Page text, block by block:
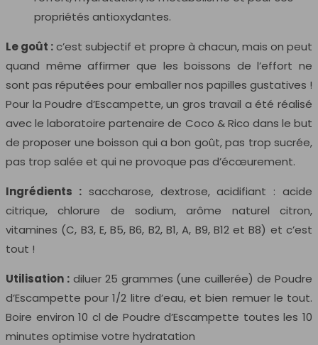
propriétés antioxydantes.
Le goût :c’est subjectif et propre à chacun, mais on peut
quand même affirmer que les boissons de l’effort ne
sont pas réputées pour emballer nos papilles gustatives !
Pour la Poudre d’Escampette, un gros travail a été réalisé
avec le laboratoire partenaire de Coco & Rico dans le but
de proposer une boisson qui a bon goût, pas trop sucrée,
pas trop salée et qui ne provoque pas d’écœurement.
Ingrédients :saccharose, dextrose, acidifiant : acide
citrique, chlorure de sodium, arôme naturel citron,
vitamines (C, B3, E, B5, B6, B2, B1, A, B9, B12 et B8) et c’est
tout !
Utilisation :diluer 25 grammes (une cuillerée) de Poudre
d’Escampette pour 1/2 litre d’eau, et bien remuer le tout.
Boire environ 10 cl de Poudre d’Escampette toutes les 10
minutes optimise votre hydratation